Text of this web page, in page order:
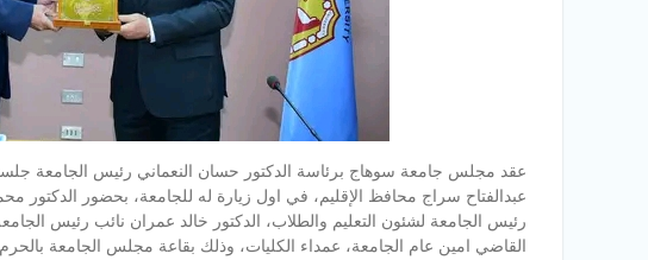
عبدالفتاح سراج محافظ الإقليم، في اول زيارة له للجامعة، بحضور الدكتور
رئيس الجامعة لشئون التعليم والطلاب، الدكتور خالد عمران نائب رئيس
القاضي امين عام الجامعة، عمداء الكليات، وذلك بقاعة مجلس الجامعة بالحرم